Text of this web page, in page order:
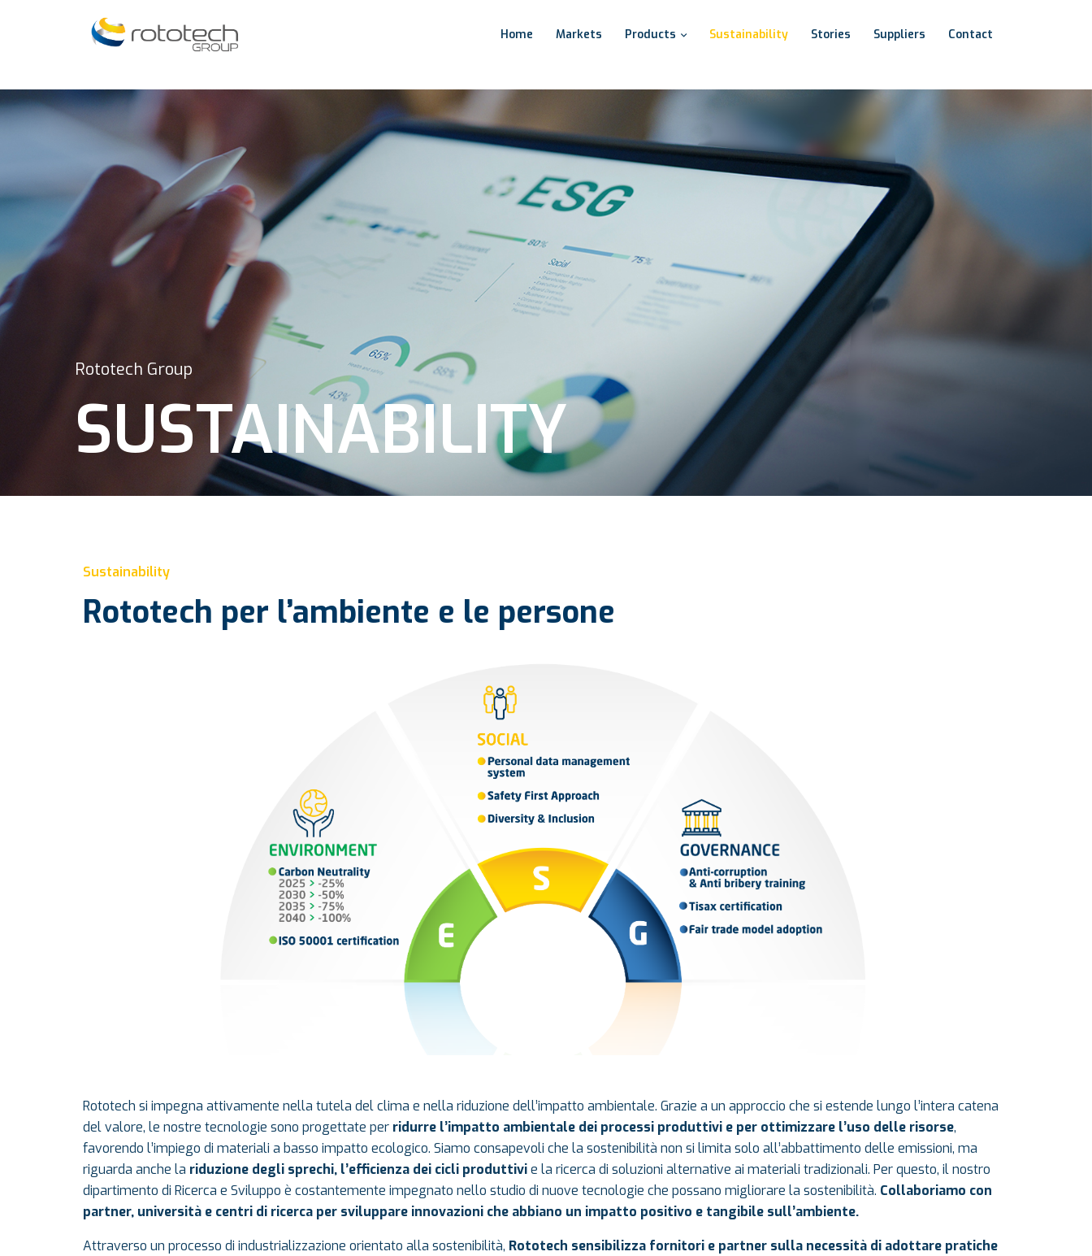
Home Markets Products Sustainability Stories Suppliers Contact
Rototech Group
SUSTAINABILITY
Sustainability
Rototech per l’ambiente e le persone
Rototech si impegna attivamente nella tutela del clima e nella riduzione dell’impatto ambientale. Grazie a un approccio che si estende lungo l’intera catena
del valore, le nostre tecnologie sono progettate per ridurre l’impatto ambientale dei processi produttivi e per ottimizzare l’uso delle risorse,
favorendo l’impiego di materiali a basso impatto ecologico. Siamo consapevoli che la sostenibilità non si limita solo all’abbattimento delle emissioni, ma
riguarda anche la riduzione degli sprechi, l’efficienza dei cicli produttivie la ricerca di soluzioni alternative ai materiali tradizionali. Per questo, il nostro
dipartimento di Ricerca e Sviluppo è costantemente impegnato nello studio di nuove tecnologie che possano migliorare la sostenibilità. Collaboriamo con
partner, università e centri di ricerca per sviluppare innovazioni che abbiano un impatto positivo e tangibile sull’ambiente.
Attraverso un processo di industrializzazione orientato alla sostenibilità, Rototech sensibilizza fornitori e partner sulla necessità di adottare pratiche